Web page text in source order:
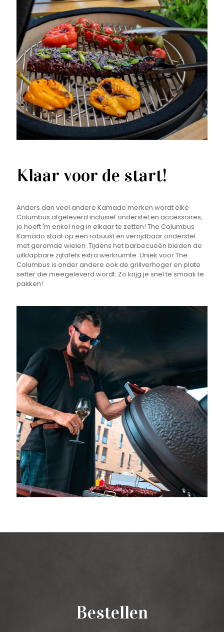
Klaar voor de start!
Anders dan veel andere Kamado merken wordt elke
Columbus afgeleverd inclusief onderstel en accessoires,
je hoeft 'm enkel nog in elkaar te zetten! The Columbus
Kamado staat op een robuust en verrijdbaar onderstel
met geremde wielen. Tijdens het barbecueën bieden de
uitklapbare zijtafels extra werkruimte. Uniek voor The
Columbus is onder andere ook de grillverhoger en plate
setter die meegeleverd wordt. Zo krijg je snel te smaak te
pakken!
Bestellen